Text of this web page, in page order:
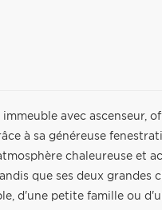
avec ascenseur,
à sa généreuse
chaleureuse et
que ses deux grandes
d'une petite famille ou